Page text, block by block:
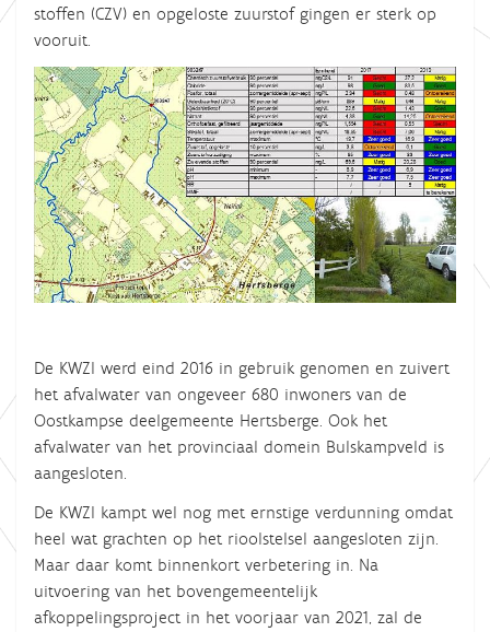
stoffen (CZV) en opgeloste zuurstof gingen er sterk op
vooruit.
De KWZI werd eind 2016 in gebruik genomen en zuivert
het afvalwater van ongeveer 680 inwoners van de
Oostkampse deelgemeente Hertsberge. Ook het
afvalwater van het provinciaal domein Bulskampveld is
aangesloten.
De KWZI kampt wel nog met ernstige verdunning omdat
heel wat grachten op het rioolstelsel aangesloten zijn.
Maar daar komt binnenkort verbetering in. Na
uitvoering van het bovengemeentelijk
afkoppelingsproject in het voorjaar van 2021, zal de